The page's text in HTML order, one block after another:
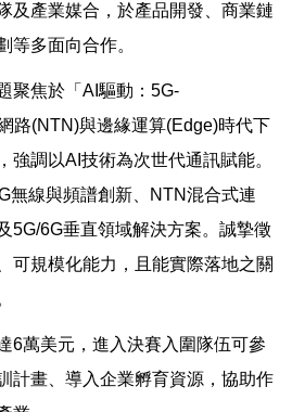
及產業媒合，於產品開發、商業鏈
等多面向合作。
聚焦於「AI驅動：5G-
路(NTN)與邊緣運算(Edge)時代下
強調以AI技術為次世代通訊賦能。
無線與頻譜創新、NTN混合式連
5G/6G垂直領域解決方案。誠摯徵
可規模化能力，且能實際落地之關
6萬美元，進入決賽入圍隊伍可參
計畫、導入企業孵育資源，協助作